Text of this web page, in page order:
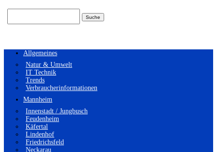
Allgemeines
Natur & Umwelt
IT Technik
Trends
Verbraucherinformationen
Mannheim
Innenstadt / Jungbusch
Feudenheim
Käfertal
Lindenhof
Friedrichsfeld
Neckarau